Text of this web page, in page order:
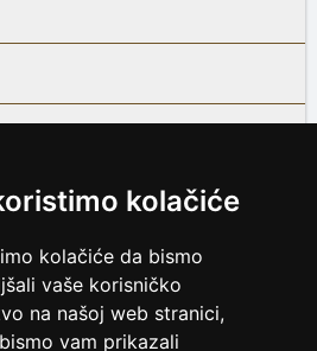
kolačiće
kolačiće da bismo
vaše korisničko
na našoj web stranici,
vam prikazali
MARTIN je sastavni dio servera